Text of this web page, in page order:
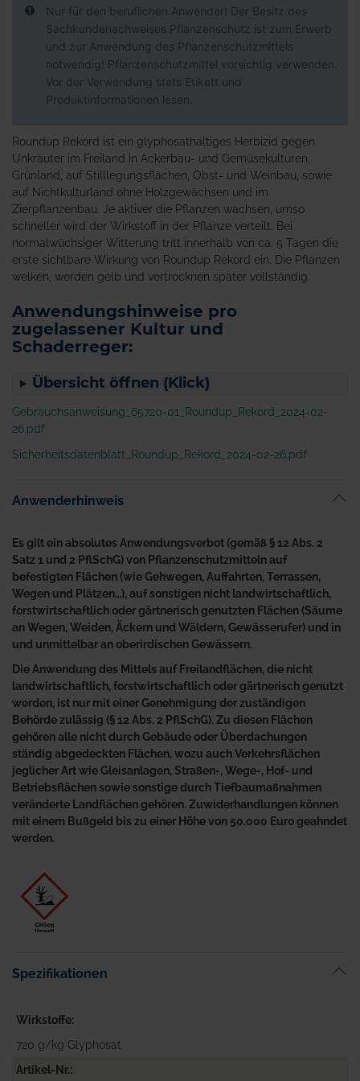
Nur für den beruflichen Anwender! Der Besitz des
Sachkundenachweises Pflanzenschutz ist zum Erwerb
und zur Anwendung des Pflanzenschutzmittels
notwendig! Pflanzenschutzmittel vorsichtig verwenden.
Vor der Verwendung stets Etikett und
Produktinformationen lesen.
Roundup Rekord ist ein glyphosathaltiges Herbizid gegen
Unkräuter im Freiland in Ackerbau- und Gemüsekulturen,
Grünland, auf Stilllegungsflächen, Obst- und Weinbau, sowie
auf Nichtkulturland ohne Holzgewächsen und im
Zierpflanzenbau. Je aktiver die Pflanzen wachsen, umso
schneller wird der Wirkstoff in der Pflanze verteilt. Bei
normalwüchsiger Witterung tritt innerhalb von ca. 5 Tagen die
erste sichtbare Wirkung von Roundup Rekord ein. Die Pflanzen
welken, werden gelb und vertrocknen später vollständig.
Anwendungshinweise pro
zugelassener Kultur und
Schaderreger:
Übersicht öffnen (Klick)
Gebrauchsanweisung_65720-01_Roundup_Rekord_2024-02-
26.pdf
Sicherheitsdatenblatt_Roundup_Rekord_2024-02-26.pdf
Anwenderhinweis
Es gilt ein absolutes Anwendungsverbot (gemäß § 12 Abs. 2
Satz 1 und 2 PflSchG) von Pflanzenschutzmitteln auf
befestigten Flächen (wie Gehwegen, Auffahrten, Terrassen,
Wegen und Plätzen…), auf sonstigen nicht landwirtschaftlich,
forstwirtschaftlich oder gärtnerisch genutzten Flächen (Säume
an Wegen, Weiden, Äckern und Wäldern, Gewässerufer) und in
und unmittelbar an oberirdischen Gewässern.
Die Anwendung des Mittels auf Freilandflächen, die nicht
landwirtschaftlich, forstwirtschaftlich oder gärtnerisch genutzt
werden, ist nur mit einer Genehmigung der zuständigen
Behörde zulässig (§ 12 Abs. 2 PflSchG). Zu diesen Flächen
gehören alle nicht durch Gebäude oder Überdachungen
ständig abgedeckten Flächen, wozu auch Verkehrsflächen
jeglicher Art wie Gleisanlagen, Straßen-, Wege-, Hof- und
Betriebsflächen sowie sonstige durch Tiefbaumaßnahmen
veränderte Landflächen gehören. Zuwiderhandlungen können
mit einem Bußgeld bis zu einer Höhe von 50.000 Euro geahndet
werden.
Spezifikationen
Wirkstoffe
720 g/kg Glyphosat
Artikel-Nr.